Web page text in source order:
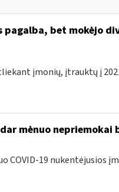
pagalba, bet mokėjo
įmonių, įtrauktų į
mėnuo nepriemokai
COVID-19 nukentėjusios